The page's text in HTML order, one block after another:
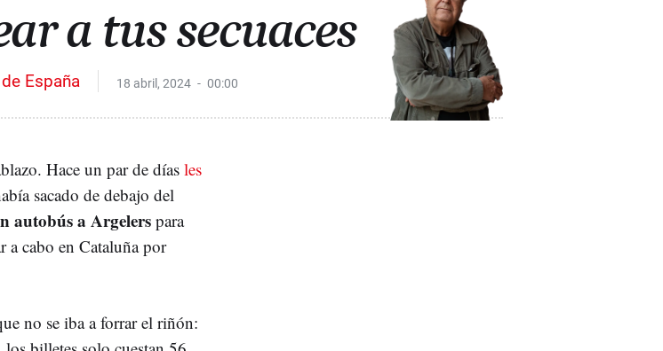
a tus secuaces
España 18 abril, 2024 00:00
Hace un par de días les
sacado de debajo del
autobús a Argelers para
a cabo en Cataluña por
no se iba a forrar el riñón: